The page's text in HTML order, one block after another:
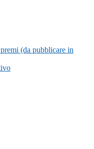
(da pubblicare in